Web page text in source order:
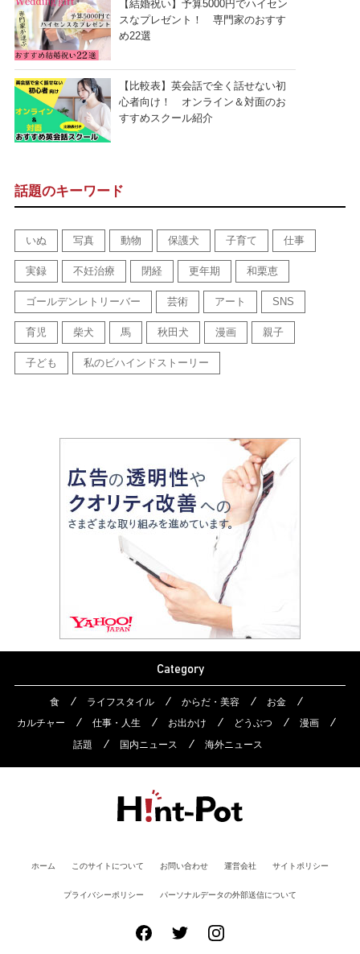
【結婚祝い】予算5000円でハイセン
スなプレゼント！ 専門家のおすす
め22選
【比較表】英会話で全く話せない初
心者向け！ オンライン＆対面のお
すすめスクール紹介
話題のキーワード
いぬ 写真 動物 保護犬 子育て 仕事
実録 不妊治療 閉経 更年期 和栗恵
ゴールデンレトリーバー 芸術 アート SNS
育児 柴犬 馬 秋田犬 漫画 親子
子ども 私のビハインドストーリー
Category
食 ライフスタイル からだ・美容
お金
カルチャー
仕事・人生 お出かけ どうぶつ
漫画
話題
国内ニュース 海外ニュース
ホーム このサイトについて お問い合わせ 運営会社 サイトポリシー
プライバシーポリシー パーソナルデータの外部送信について